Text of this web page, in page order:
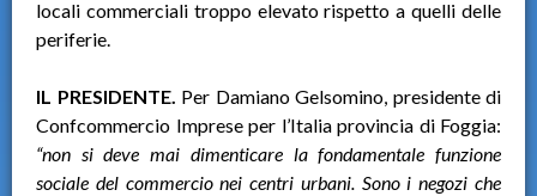
locali commerciali troppo elevato rispetto a quelli delle
periferie.
IL PRESIDENTE. Per Damiano Gelsomino, presidente di
Confcommercio Imprese per l’Italia provincia di Foggia:
“non si deve mai dimenticare la fondamentale funzione
sociale del commercio nei centri urbani. Sono i negozi che